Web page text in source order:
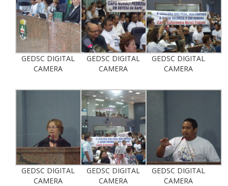
GEDSC DIGITAL
CAMERA
GEDSC DIGITAL
CAMERA
GEDSC DIGITAL
CAMERA
GEDSC DIGITAL
CAMERA
GEDSC DIGITAL
CAMERA
GEDSC DIGITAL
CAMERA